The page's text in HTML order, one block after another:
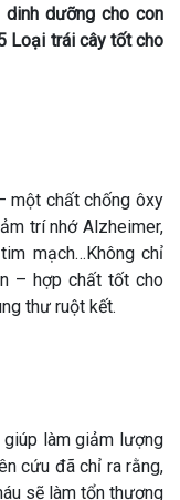
dưỡng cho con
Loại trái cây tốt cho
một chất chống ôxy
trí nhớ Alzheimer,
mạch…Không chỉ
– hợp chất tốt cho
thư ruột kết.
làm giảm lượng
cứu đã chỉ ra rằng,
sẽ làm tổn thương